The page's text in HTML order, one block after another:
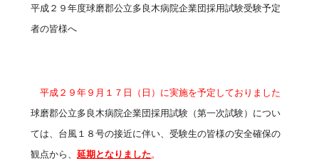
平成２９年度球磨郡公立多良木病院企業団採用試験受験予定
者の皆様へ
平成２９年９月１７日（日）に実施を予定しておりました
球磨郡公立多良木病院企業団採用試験（第一次試験）につい
ては、台風１８号の接近に伴い、受験生の皆様の安全確保の
観点から、延期となりました 。
医療関係・一般の方へ
個人情報保護方針
リンク集
サイトマップ